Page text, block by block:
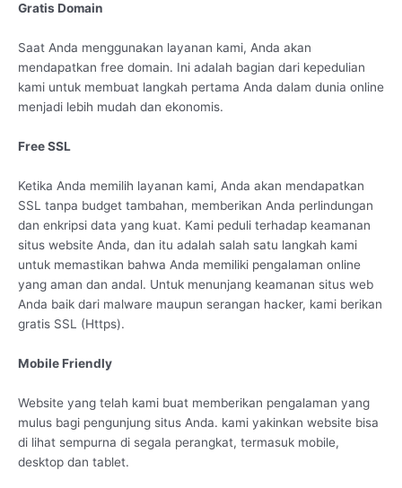
Gratis Domain
Saat Anda menggunakan layanan kami, Anda akan
mendapatkan free domain. Ini adalah bagian dari kepedulian
kami untuk membuat langkah pertama Anda dalam dunia online
menjadi lebih mudah dan ekonomis.
Free SSL
Ketika Anda memilih layanan kami, Anda akan mendapatkan
SSL tanpa budget tambahan, memberikan Anda perlindungan
dan enkripsi data yang kuat. Kami peduli terhadap keamanan
situs website Anda, dan itu adalah salah satu langkah kami
untuk memastikan bahwa Anda memiliki pengalaman online
yang aman dan andal. Untuk menunjang keamanan situs web
Anda baik dari malware maupun serangan hacker, kami berikan
gratis SSL (Https).
Mobile Friendly
Website yang telah kami buat memberikan pengalaman yang
mulus bagi pengunjung situs Anda. kami yakinkan website bisa
di lihat sempurna di segala perangkat, termasuk mobile,
desktop dan tablet.